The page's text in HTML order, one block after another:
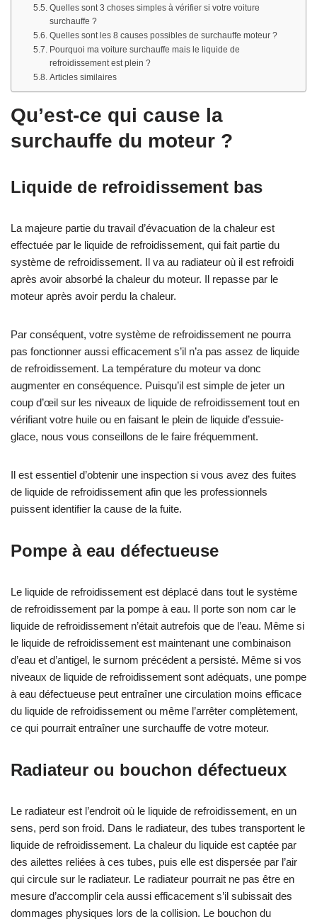
Quelles sont 3 choses simples à vérifier si votre voiture
surchauffe ?
Quelles sont les 8 causes possibles de surchauffe moteur ?
Pourquoi ma voiture surchauffe mais le liquide de
refroidissement est plein ?
Articles similaires
Qu’est-ce qui cause la
surchauffe du moteur ?
Liquide de refroidissement bas
La majeure partie du travail d’évacuation de la chaleur est
effectuée par le liquide de refroidissement, qui fait partie du
système de refroidissement. Il va au radiateur où il est refroidi
après avoir absorbé la chaleur du moteur. Il repasse par le
moteur après avoir perdu la chaleur.
Par conséquent, votre système de refroidissement ne pourra
pas fonctionner aussi efficacement s’il n’a pas assez de liquide
de refroidissement. La température du moteur va donc
augmenter en conséquence. Puisqu’il est simple de jeter un
coup d’œil sur les niveaux de liquide de refroidissement tout en
vérifiant votre huile ou en faisant le plein de liquide d’essuie-
glace, nous vous conseillons de le faire fréquemment.
Il est essentiel d’obtenir une inspection si vous avez des fuites
de liquide de refroidissement afin que les professionnels
puissent identifier la cause de la fuite.
Pompe à eau défectueuse
Le liquide de refroidissement est déplacé dans tout le système
de refroidissement par la pompe à eau. Il porte son nom car le
liquide de refroidissement n’était autrefois que de l’eau. Même si
le liquide de refroidissement est maintenant une combinaison
d’eau et d’antigel, le surnom précédent a persisté. Même si vos
niveaux de liquide de refroidissement sont adéquats, une pompe
à eau défectueuse peut entraîner une circulation moins efficace
du liquide de refroidissement ou même l’arrêter complètement,
ce qui pourrait entraîner une surchauffe de votre moteur.
Radiateur ou bouchon défectueux
Le radiateur est l’endroit où le liquide de refroidissement, en un
sens, perd son froid. Dans le radiateur, des tubes transportent le
liquide de refroidissement. La chaleur du liquide est captée par
des ailettes reliées à ces tubes, puis elle est dispersée par l’air
qui circule sur le radiateur. Le radiateur pourrait ne pas être en
mesure d’accomplir cela aussi efficacement s’il subissait des
dommages physiques lors de la collision. Le bouchon du